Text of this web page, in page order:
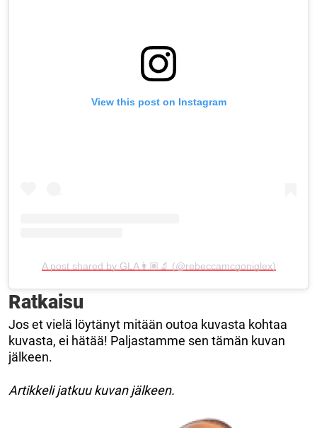
View this post on Instagram
A post shared by GLA👩🏽‍🔬 (@rebeccamcgoniglex)
Ratkaisu
Jos et vielä löytänyt mitään outoa kuvasta kohtaa
kuvasta, ei hätää! Paljastamme sen tämän kuvan
jälkeen.
Artikkeli jatkuu kuvan jälkeen.